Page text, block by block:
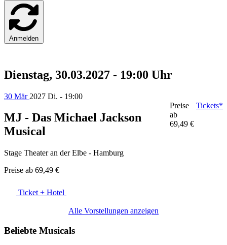
Anmelden
Dienstag, 30.03.2027 - 19:00 Uhr
30 Mär 2027 Di. - 19:00
MJ - Das Michael Jackson
Musical
Stage Theater an der Elbe - Hamburg
Preise ab 69,49 €
Preise
ab
69,49 €
Tickets*
Ticket + Hotel
Alle Vorstellungen anzeigen
Beliebte Musicals